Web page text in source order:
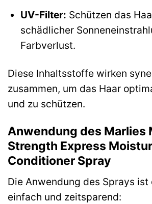
UV-Filter: Schützen das
schädlicher
Farbverlust.
Diese Inhaltsstoffe wirken
zusammen, um das Haar
und zu schützen.
Anwendung des Marlies
Strength Express
Conditioner Spray
Die Anwendung des Sprays ist
einfach und zeitsparend: